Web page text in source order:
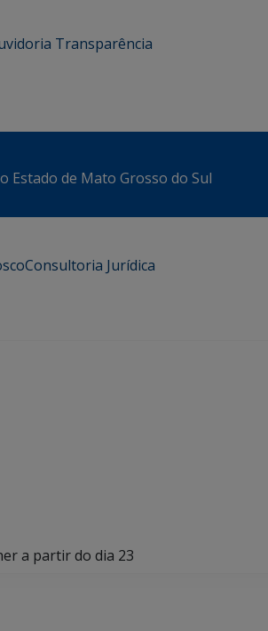
Transparência
Estado de Mato Grosso do Sul
Consultoria Jurídica
a partir do dia 23